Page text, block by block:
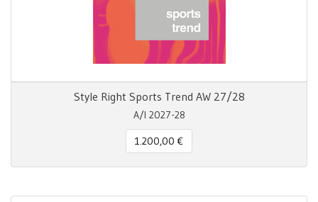
Style Right Sports Trend AW 27/28
A/I 2027-28
1.200,00 €